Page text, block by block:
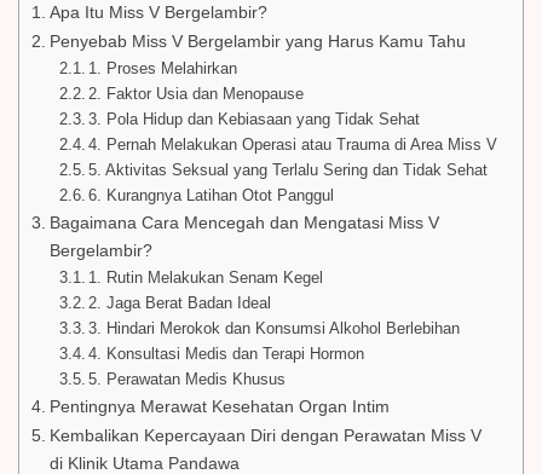
Apa Itu Miss V Bergelambir?
Penyebab Miss V Bergelambir yang Harus Kamu Tahu
1. Proses Melahirkan
2. Faktor Usia dan Menopause
3. Pola Hidup dan Kebiasaan yang Tidak Sehat
4. Pernah Melakukan Operasi atau Trauma di Area Miss V
5. Aktivitas Seksual yang Terlalu Sering dan Tidak Sehat
6. Kurangnya Latihan Otot Panggul
Bagaimana Cara Mencegah dan Mengatasi Miss V
Bergelambir?
1. Rutin Melakukan Senam Kegel
2. Jaga Berat Badan Ideal
3. Hindari Merokok dan Konsumsi Alkohol Berlebihan
4. Konsultasi Medis dan Terapi Hormon
5. Perawatan Medis Khusus
Pentingnya Merawat Kesehatan Organ Intim
Kembalikan Kepercayaan Diri dengan Perawatan Miss V
di Klinik Utama Pandawa